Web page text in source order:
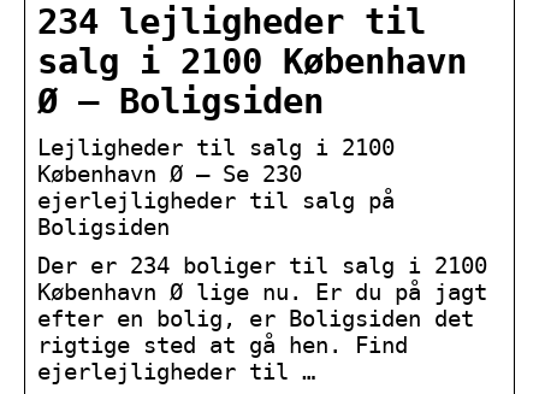
234 lejligheder til
salg i 2100 København
Ø – Boligsiden
Lejligheder til salg i 2100
København Ø – Se 230
ejerlejligheder til salg på
Boligsiden
Der er 234 boliger til salg i 2100
København Ø lige nu. Er du på jagt
efter en bolig, er Boligsiden det
rigtige sted at gå hen. Find
ejerlejligheder til …